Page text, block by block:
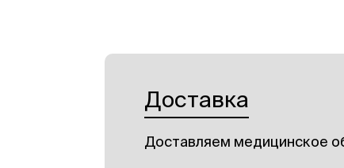
Доставка
Доставляем медицинское